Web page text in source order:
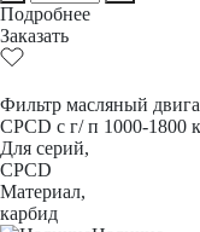
Подробнее
Заказать
Фильтр масляный
CPCD с г/ п 1000-1800
Для серий,
CPCD
Материал,
карбид